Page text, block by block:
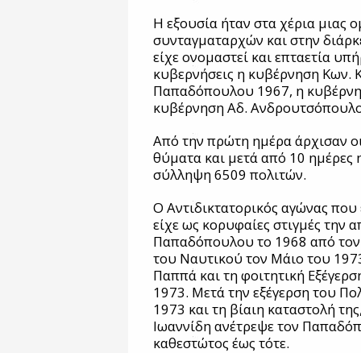
Η εξουσία ήταν στα χέρια μιας
συνταγματαρχών και στην
είχε ονομαστεί και επταετία
κυβερνήσεις η κυβέρνηση Κων.
Παπαδόπουλου 1967, η
κυβέρνηση Αδ.
Από την πρώτη ημέρα άρχισαν
θύματα και μετά από 10 ημέρες
σύλληψη 6509 πολιτών.
Ο Αντιδικτατορικός αγώνας
είχε ως κορυφαίες στιγμές την
Παπαδόπουλου το 1968 από
του Ναυτικού τον Μάιο του
Παππά και τη φοιτητική
1973. Μετά την εξέγερση του
1973 και τη βίαιη καταστολή
Ιωαννίδη ανέτρεψε τον
καθεστώτος έως τότε.